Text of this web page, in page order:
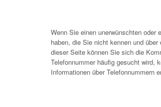
Wenn Sie einen unerwünschten oder
haben, die Sie nicht kennen und
dieser Seite können Sie sich die
Telefonnummer häufig gesucht wird,
Informationen über Telefonnummern